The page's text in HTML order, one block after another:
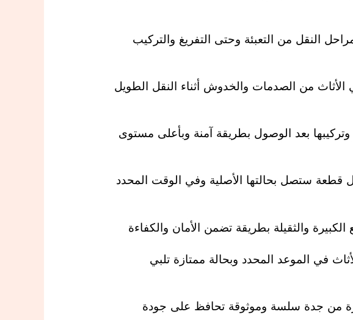
النقل من التعبئة وحتى التفريغ والتركيب
الأثاث من الصدمات والخدوش أثناء النقل الطويل
بعد الوصول بطريقة آمنة وبأعلى مستوى
كل قطعة ستصل بحالتها الأصلية وفي الوقت المحدد
الكبيرة والثقيلة بطريقة تضمن الأمان والكفاءة
في الموعد المحدد وبحالة ممتازة تلبي
من جدة سلسة وموثوقة تحافظ على جودة